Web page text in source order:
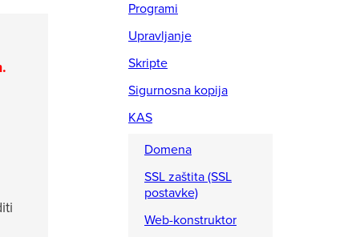
Programi
Upravljanje
Skripte
Sigurnosna kopija
KAS
Domena
SSL zaštita (SSL
postavke)
Web-konstruktor